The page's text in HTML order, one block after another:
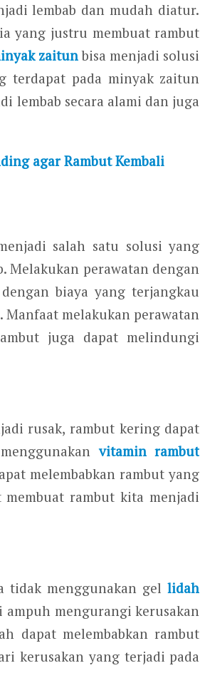
lembab dan mudah diatur.
yang justru membuat rambut
zaitunbisa menjadi solusi
terdapat pada minyak zaitun
lembab secara alami dan juga
agar Rambut Kembali
salah satu solusi yang
Melakukan perawatan dengan
biaya yang terjangkau
melakukan perawatan
juga dapat melindungi
rusak, rambut kering dapat
vitamin rambut
melembabkan rambut yang
rambut kita menjadi
tidak menggunakan gellidah
mengurangi kerusakan
dapat melembabkan rambut
kerusakan yang terjadi pada